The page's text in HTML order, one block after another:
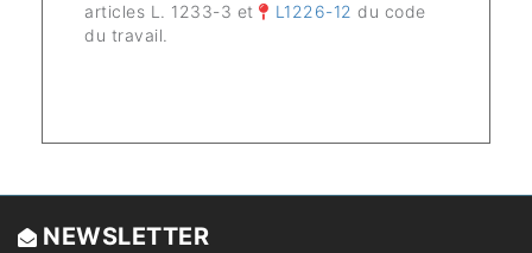
articles L. 1233-3 et
L1226-12 du code
du travail.
NEWSLETTER